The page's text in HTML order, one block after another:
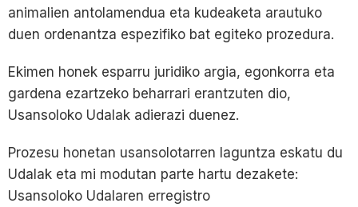
animalien antolamendua eta kudeaketa arautuko
duen ordenantza espezifiko bat egiteko prozedura.
Ekimen honek esparru juridiko argia, egonkorra eta
gardena ezartzeko beharrari erantzuten dio,
Usansoloko Udalak adierazi duenez.
Prozesu honetan usansolotarren laguntza eskatu du
Udalak eta mi modutan parte hartu dezakete:
Usansoloko Udalaren erregistro